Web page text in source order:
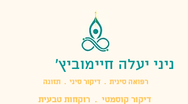
ניני יעלה חיימוביץ'
​רפואה סינית . דיקור סיני . תזונה